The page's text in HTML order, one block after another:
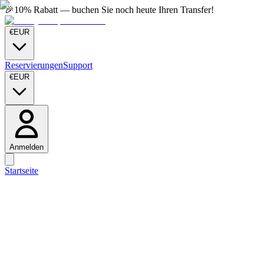
🎉10% Rabatt — buchen Sie noch heute Ihren Transfer!
€EUR
ReservierungenSupport
€EUR
Anmelden
Startseite